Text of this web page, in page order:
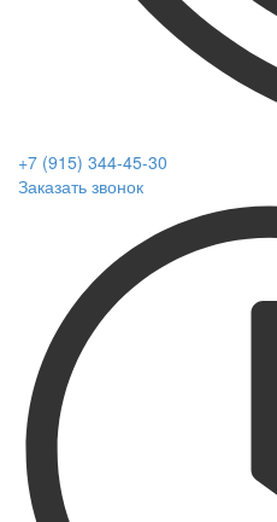
+7 (915) 344-45-30
Заказать звонок